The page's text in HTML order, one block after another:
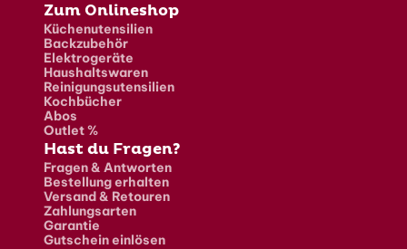
Zum Onlineshop
Küchenutensilien
Backzubehör
Elektrogeräte
Haushaltswaren
Reinigungsutensilien
Kochbücher
Abos
Outlet %
Hast du Fragen?
Fragen & Antworten
Bestellung erhalten
Versand & Retouren
Zahlungsarten
Garantie
Gutschein einlösen